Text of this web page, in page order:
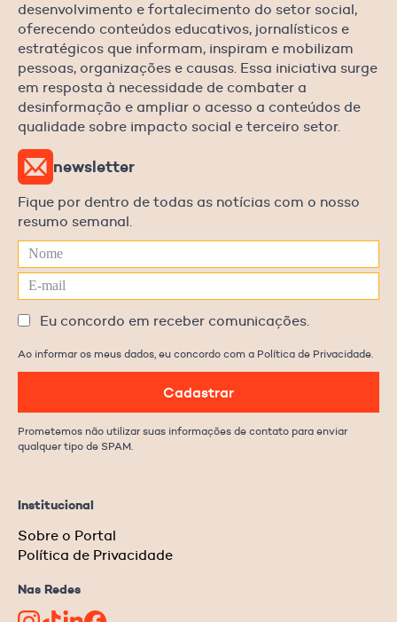
desenvolvimento e fortalecimento do setor social,
oferecendo conteúdos educativos, jornalísticos e
estratégicos que informam, inspiram e mobilizam
pessoas, organizações e causas. Essa iniciativa surge
em resposta à necessidade de combater a
desinformação e ampliar o acesso a conteúdos de
qualidade sobre impacto social e terceiro setor.
Institucional
Sobre o Portal
Política de Privacidade
Nas Redes
newsletter
Fique por dentro de todas as notícias com o nosso
resumo semanal.
Eu concordo em receber comunicações.
Ao informar os meus dados, eu concordo com a Política de Privacidade.
Cadastrar
Prometemos não utilizar suas informações de contato para enviar
qualquer tipo de SPAM.